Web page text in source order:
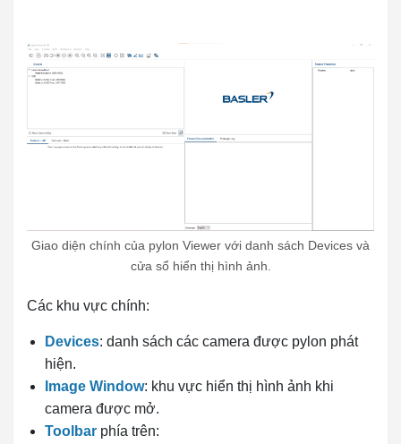
Giao diện chính của pylon Viewer với danh sách Devices và
cửa sổ hiển thị hình ảnh.
Các khu vực chính:
Devices: danh sách các camera được pylon phát
hiện.
Image Window: khu vực hiển thị hình ảnh khi
camera được mở.
Toolbar phía trên: